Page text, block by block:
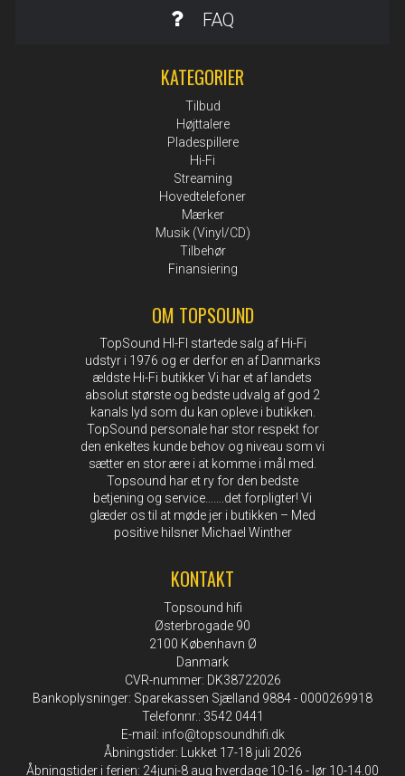
FAQ
KATEGORIER
Tilbud
Højttalere
Pladespillere
Hi-Fi
Streaming
Hovedtelefoner
Mærker
Musik (Vinyl/CD)
Tilbehør
Finansiering
OM TOPSOUND
TopSound HI-FI startede salg af Hi-Fi
udstyr i 1976 og er derfor en af Danmarks
ældste Hi-Fi butikker Vi har et af landets
absolut største og bedste udvalg af god 2
kanals lyd som du kan opleve i butikken.
TopSound personale har stor respekt for
den enkeltes kunde behov og niveau som vi
sætter en stor ære i at komme i mål med.
Topsound har et ry for den bedste
betjening og service…….det forpligter! Vi
glæder os til at møde jer i butikken – Med
positive hilsner Michael Winther
KONTAKT
Topsound hifi
Østerbrogade 90
2100 København Ø
Danmark
CVR-nummer: DK38722026
Bankoplysninger: Sparekassen Sjælland 9884 - 0000269918
Telefonnr.: 3542 0441
E-mail : info@topsoundhifi.dk
Åbningstider: Lukket 17-18 juli 2026
Åbningstider i ferien: 24juni-8 aug hverdage 10-16 - lør 10-14.00